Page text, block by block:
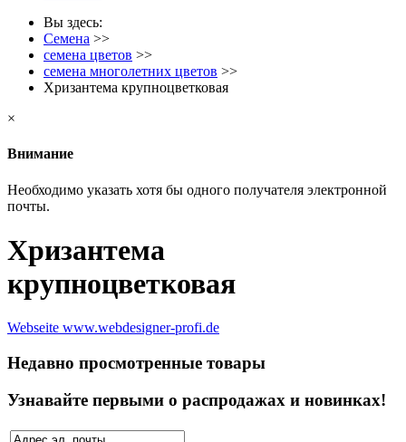
Вы здесь:
Семена >>
семена цветов >>
семена многолетних цветов >>
Хризантема крупноцветковая
×
Внимание
Необходимо указать хотя бы одного получателя электронной
почты.
Хризантема
крупноцветковая
Webseite www.webdesigner-profi.de
Недавно просмотренные товары
Узнавайте первыми о распродажах и новинках!